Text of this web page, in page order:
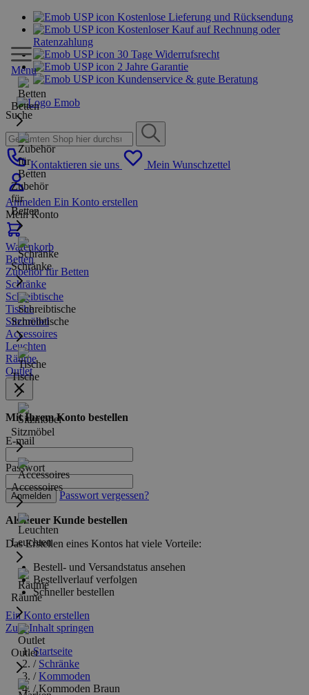
Kostenlose Lieferung und Rücksendung
Kostenloser Kauf auf Rechnung oder
Ratenzahlung
30 Tage Widerrufsrecht
2 Jahre Garantie
Kundenservice & gute Beratung
Suche
Kontaktieren sie uns Mein Wunschzettel
Anmelden Ein Konto erstellen
Mein Konto
Warenkorb
Menu
Betten
Zubehör
für
Betten
Schränke
Schreibtische
Tische
Sitzmöbel
Accessoires
Leuchten
Räume
Outlet
Betten
Zubehör für Betten
Schränke
Schreibtische
Tische
Sitzmöbel
Accessoires
Leuchten
Räume
Outlet
Mit Ihrem Konto bestellen
E-mail
Passwort
Anmelden Passwort vergessen?
Als neuer Kunde bestellen
Das Erstellen eines Kontos hat viele Vorteile:
Bestell- und Versandstatus ansehen
Bestellverlauf verfolgen
Schneller bestellen
Ein Konto erstellen
Zum Inhalt springen
Startseite
/ Schränke
/ Kommoden
/ Kommoden Braun